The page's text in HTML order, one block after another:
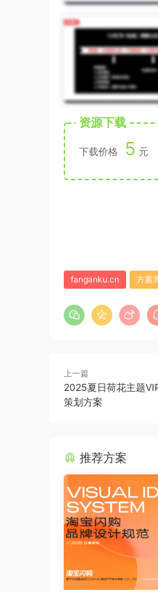
资源下载
下载价格 5 元
fanganku.cn 方案
上一篇
2025夏日荷花主题
策划方案
推荐方案